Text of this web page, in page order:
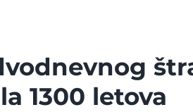
1300 letova